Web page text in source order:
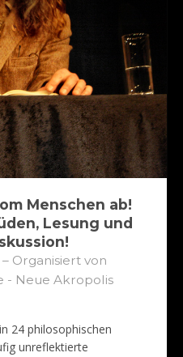
Menschen ab!
Lesung und
Organisiert von
- Neue Akropolis
24 philosophischen
unreflektierte